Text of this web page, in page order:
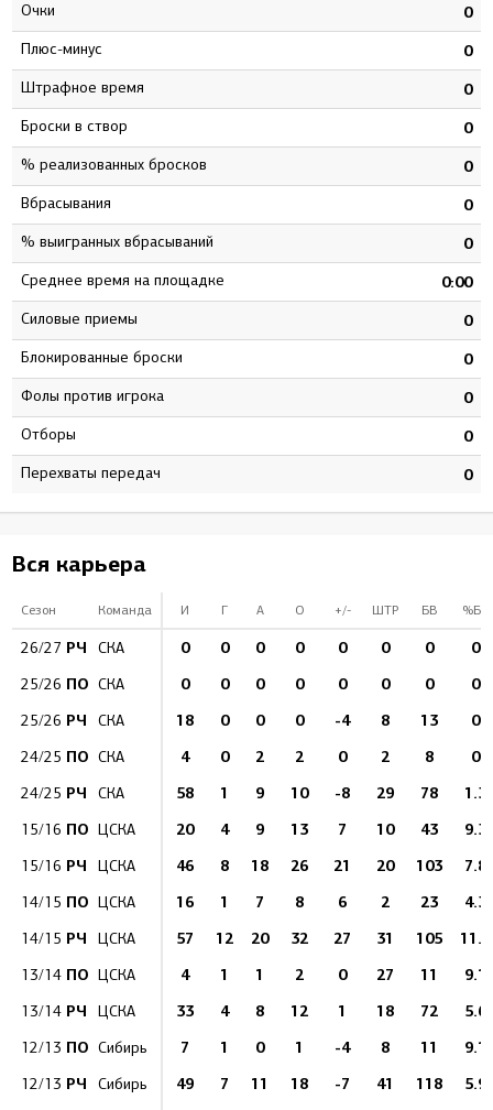
Очки 0
Плюс-минус 0
штрафное время 0
Броски в створ 0
% реализованных бросков 0
Вбрасывания 0
% выигранных вбрасываний 0
Среднее время на площадке 0:00
Силовые приемы 0
Блокированные броски 0
Фолы против игрока 0
Отборы 0
Перехваты передач 0
Вся карьера
Сезон Команда И Г А О +/- ШТР БВ %БВ
26/27 РЧ СКА 0 0 0 0 0 0 0 0
25/26 ПО СКА 0 0 0 0 0 0 0 0
25/26 РЧ СКА 18 0 0 0 -4 8 13 0
24/25 ПО СКА 4 0 2 2 0 2 8 0
24/25 РЧ СКА 58 1 9 10 -8 29 78 1.3
15/16 ПО ЦСКА 20 4 9 13 7 10 43 9.3
15/16 РЧ ЦСКА 46 8 18 26 21 20 103 7.8
14/15 ПО ЦСКА 16 1 7 8 6 2 23 4.3
14/15 РЧ ЦСКА 57 12 20 32 27 31 105 11.4
13/14 ПО ЦСКА 4 1 1 2 0 27 11 9.1
13/14 РЧ ЦСКА 33 4 8 12 1 18 72 5.6
12/13 ПО Сибирь 7 1 0 1 -4 8 11 9.1
12/13 РЧ Сибирь 49 7 11 18 -7 41 118 5.9